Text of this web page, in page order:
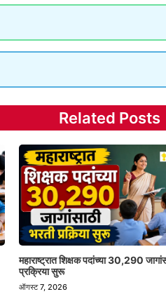
Related Posts
महाराष्ट्रात शिक्षक पदांच्या 30,290
प्रक्रिया सुरू
ऑगस्ट 7, 2026